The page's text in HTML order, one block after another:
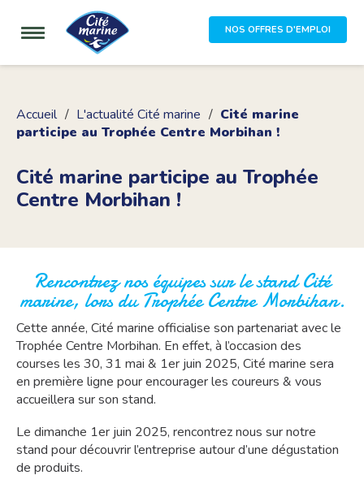
NOS OFFRES D'EMPLOI
Accueil L'actualité Cité marine
Cité marine
participe au Trophée Centre Morbihan !
Cité marine participe au Trophée
Centre Morbihan !
Rencontrez nos équipes sur le stand Cité
marine, lors du Trophée Centre Morbihan.
Cette année, Cité marine officialise son partenariat avec le
Trophée Centre Morbihan. En effet, à l’occasion des
courses les 30, 31 mai & 1er juin 2025, Cité marine sera
en première ligne pour encourager les coureurs & vous
accueillera sur son stand.
Le dimanche 1er juin 2025, rencontrez nous sur notre
stand pour découvrir l’entreprise autour d’une dégustation
de produits.